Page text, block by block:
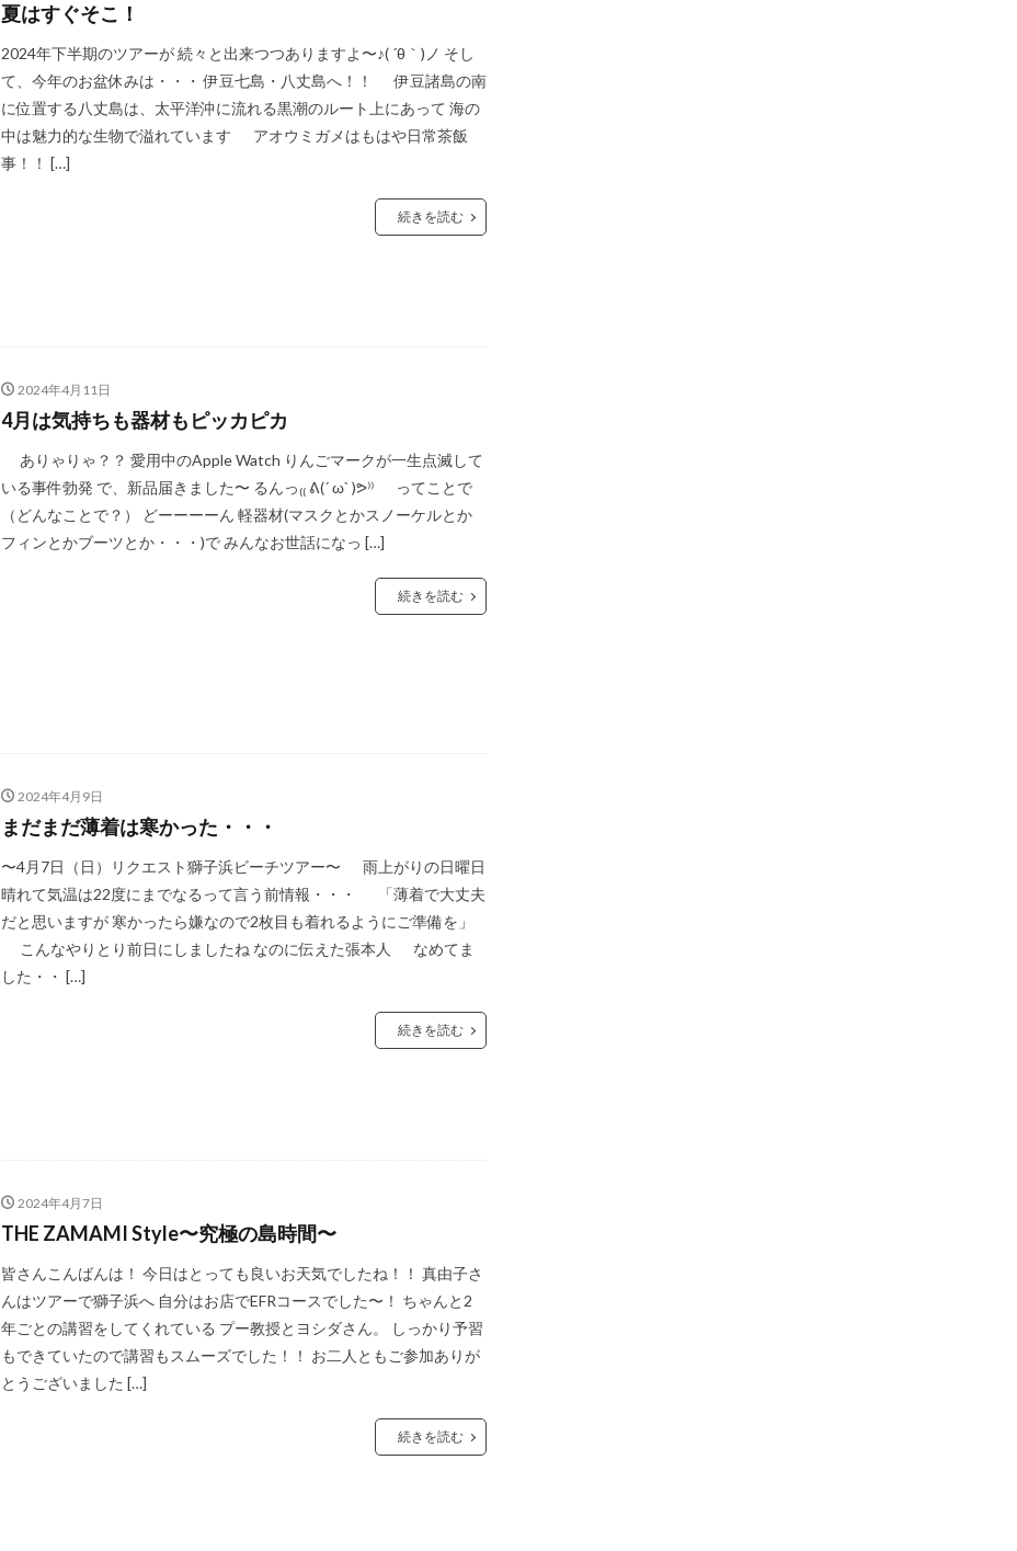
夏はすぐそこ！
2024年下半期のツアーが 続々と出来つつありますよ〜♪( ´θ｀)ノ そし
て、今年のお盆休みは・・・ 伊豆七島・八丈島へ！！ 伊豆諸島の南
に位置する八丈島は、太平洋沖に流れる黒潮のルート上にあって 海の
中は魅力的な生物で溢れています アオウミガメはもはや日常茶飯
事！！ […]
続きを読む
2024年4月11日
4月は気持ちも器材もピッカピカ
ありゃりゃ？？ 愛用中のApple Watch りんごマークが一生点滅して
いる事件勃発 で、新品届きました〜 るんっ₍₍ ᕕ(´ ω` )ᕗ⁾⁾ ってことで
（どんなことで？） どーーーーん 軽器材(マスクとかスノーケルとか
フィンとかブーツとか・・・)で みんなお世話になっ […]
続きを読む
2024年4月9日
まだまだ薄着は寒かった・・・
〜4月7日（日）リクエスト獅子浜ビーチツアー〜 雨上がりの日曜日
晴れて気温は22度にまでなるって言う前情報・・・ 「薄着で大丈夫
だと思いますが 寒かったら嫌なので2枚目も着れるようにご準備を」
こんなやりとり前日にしましたね なのに伝えた張本人 なめてま
した・・ […]
続きを読む
2024年4月7日
THE ZAMAMI Style〜究極の島時間〜
皆さんこんばんは！ 今日はとっても良いお天気でしたね！！ 真由子さ
んはツアーで獅子浜へ 自分はお店でEFRコースでした〜！ ちゃんと2
年ごとの講習をしてくれている プー教授とヨシダさん。 しっかり予習
もできていたので講習もスムーズでした！！ お二人ともご参加ありが
とうございました […]
続きを読む